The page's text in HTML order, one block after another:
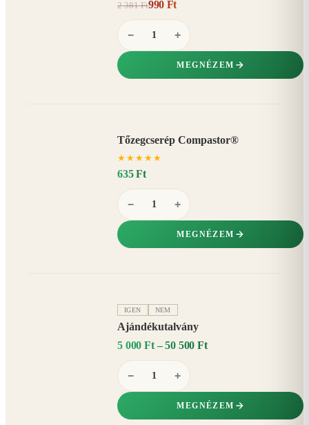
2 381 Ft990 Ft
− +
MEGNÉZEM
Tőzegcserép Compastor®
★ ★ ★ ★ ★
635 Ft
− +
MEGNÉZEM
IGEN NEM
Ajándékutalvány
5 000 Ft – 50 500 Ft
− +
MEGNÉZEM